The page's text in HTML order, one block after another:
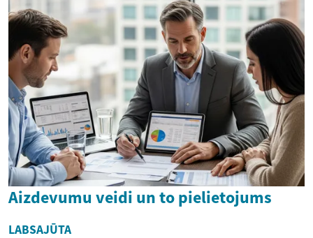
Aizdevumu veidi un to pielietojums
LABSAJŪTA